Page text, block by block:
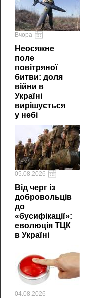
Вчора
Неосяжне
поле
повітряної
битви: доля
війни в
Україні
вирішується
у небі
05.08.2026
Від черг із
добровольців
до
«бусифікації»:
еволюція ТЦК
в Україні
04.08.2026